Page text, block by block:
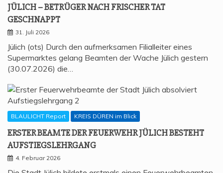
JÜLICH – BETRÜ­GER NACH FRI­SCHER TAT
GESCHNAPPT
31. Juli 2026
Jülich (ots) Durch den aufmerksamen Filialleiter eines
Supermarktes gelang Beamten der Wache Jülich gestern
(30.07.2026) die…
BLAULICHT Report KREIS DÜREN im Blick
ERS­TER BEAM­TE DER FEU­ER­WEHR JÜLICH BESTEHT
AUFSTIEGSLEHRGANG
4. Februar 2026